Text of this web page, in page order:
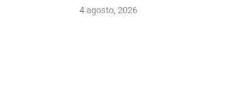
4 agosto, 2026